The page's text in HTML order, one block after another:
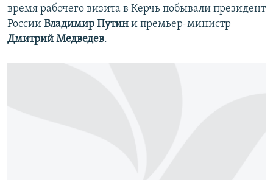
время рабочего визита в Керчь побывали президент
России Владимир Путин и премьер-министр
Дмитрий Медведев.